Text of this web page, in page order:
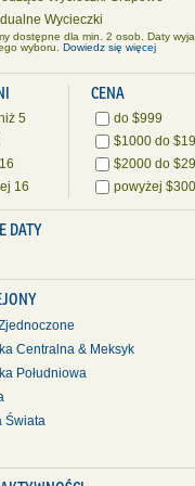
Wycieczki
dostępne dla min. 2 osob. Daty
wyboru. Dowiedz się więcej
5
16
CENA
do $999
$1000 do
$2000 do
powyżej
DATY
Centralna & Meksyk
Południowa
Świata